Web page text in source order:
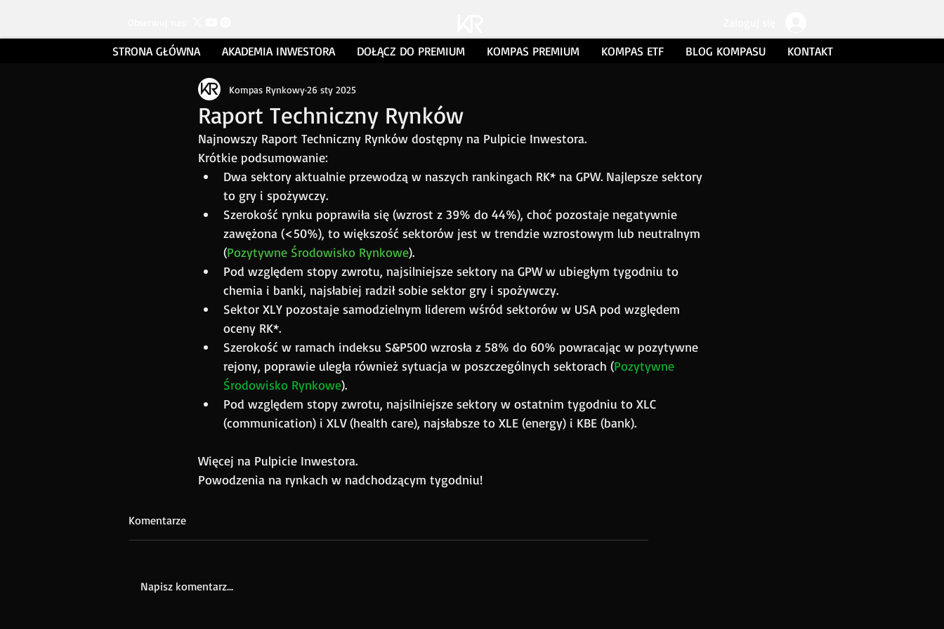
STRONA GŁÓWNA AKADEMIA INWESTORA DOŁĄCZ DO PREMIUM KOMPAS PREMIUM KOMPAS ETF BLOG KOMPASU KONTAKT
Raport Techniczny Rynków
Kompas Rynkowy26 sty 2025
Najnowszy Raport Techniczny Rynków dostępny na Pulpicie Inwestora.
Krótkie podsumowanie:
Dwa sektory aktualnie przewodzą w naszych rankingach RK* na GPW. Najlepsze sektory
to gry i spożywczy.
Szerokość rynku poprawiła się (wzrost z 39% do 44%), choć pozostaje negatywnie
zawężona (<50%), to większość sektorów jest w trendzie wzrostowym lub neutralnym
(Pozytywne Środowisko Rynkowe).
Pod względem stopy zwrotu, najsilniejsze sektory na GPW w ubiegłym tygodniu to
chemia i banki, najsłabiej radził sobie sektor gry i spożywczy.
Sektor XLY pozostaje samodzielnym liderem wśród sektorów w USA pod względem
oceny RK*.
Szerokość w ramach indeksu S&P500 wzrosła z 58% do 60% powracając w pozytywne
rejony, poprawie uległa również sytuacja w poszczególnych sektorach (Pozytywne
Środowisko Rynkowe).
Pod względem stopy zwrotu, najsilniejsze sektory w ostatnim tygodniu to XLC
(communication) i XLV (health care), najsłabsze to XLE (energy) i KBE (bank).
Więcej na Pulpicie Inwestora.
Powodzenia na rynkach w nadchodzącym tygodniu!
Komentarze
Napisz komentarz...